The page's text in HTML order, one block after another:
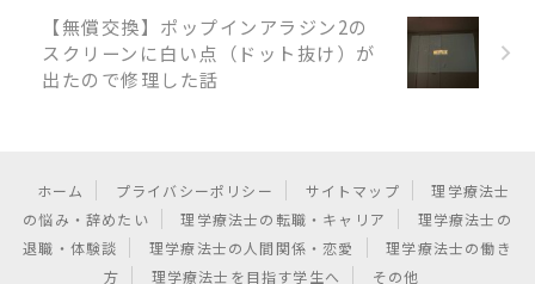
【無償交換】ポップインアラジン2の
スクリーンに白い点（ドット抜け）が
出たので修理した話
ホーム プライバシーポリシー サイトマップ
理学療法士
の悩み・辞めたい
理学療法士の転職・キャリア
理学療法士の
退職・体験談
理学療法士の人間関係・恋愛
理学療法士の働き
方
理学療法士を目指す学生へ その他